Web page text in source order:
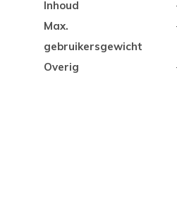
Inhoud
Max.
gebruikersgewicht
Overig